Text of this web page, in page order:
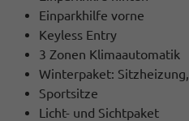
Einparkhilfe vorne
Keyless Entry
3 Zonen Klimaautomatik
Winterpaket: Sitzheizung,
Sportsitze
Licht- und Sichtpaket